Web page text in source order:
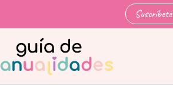
Suscríbete